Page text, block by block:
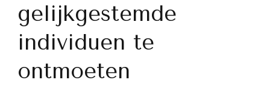
gelijkgestemde
individuen te
ontmoeten